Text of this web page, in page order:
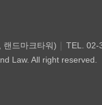
랜드마크타워)
TEL.
Law. All right reserved.